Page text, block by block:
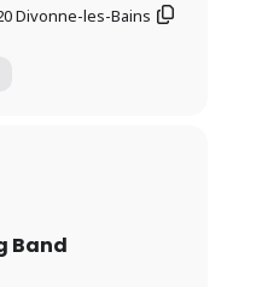
Divonne-les-Bains
Band